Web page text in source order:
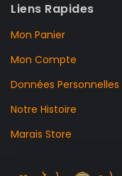
Liens Rapides
Mon Panier
Mon Compte
Données Personnelles
Notre Histoire
Marais Store